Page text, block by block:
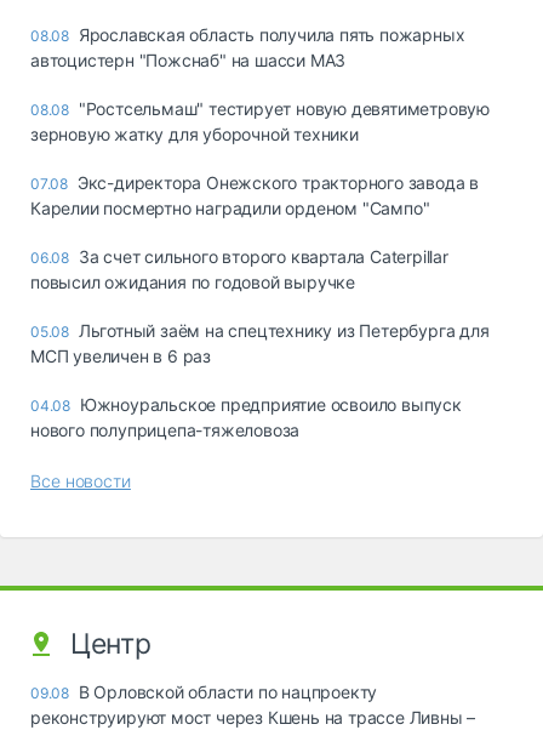
08.08 Ярославская область получила пять пожарных
автоцистерн "Пожснаб" на шасси МАЗ
08.08 "Ростсельмаш" тестирует новую девятиметровую
зерновую жатку для уборочной техники
07.08 Экс-директора Онежского тракторного завода в
Карелии посмертно наградили орденом "Сампо"
06.08 За счет сильного второго квартала Caterpillar
повысил ожидания по годовой выручке
05.08 Льготный заём на спецтехнику из Петербурга для
МСП увеличен в 6 раз
04.08 Южноуральское предприятие освоило выпуск
нового полуприцепа-тяжеловоза
Все новости
Центр
09.08 В Орловской области по нацпроекту
реконструируют мост через Кшень на трассе Ливны –